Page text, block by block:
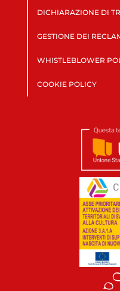
DICHIARAZIONE DI
GESTIONE DEI
WHISTLEBLOWER
COOKIE POLICY